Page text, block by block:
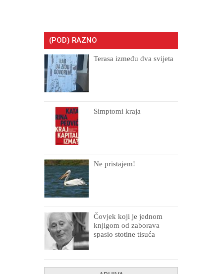
(POD) RAZNO
Terasa između dva svijeta
Simptomi kraja
Ne pristajem!
Čovjek koji je jednom
knjigom od zaborava
spasio stotine tisuća